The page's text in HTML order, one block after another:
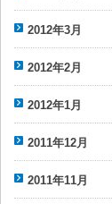
2012年3月
2012年2月
2012年1月
2011年12月
2011年11月